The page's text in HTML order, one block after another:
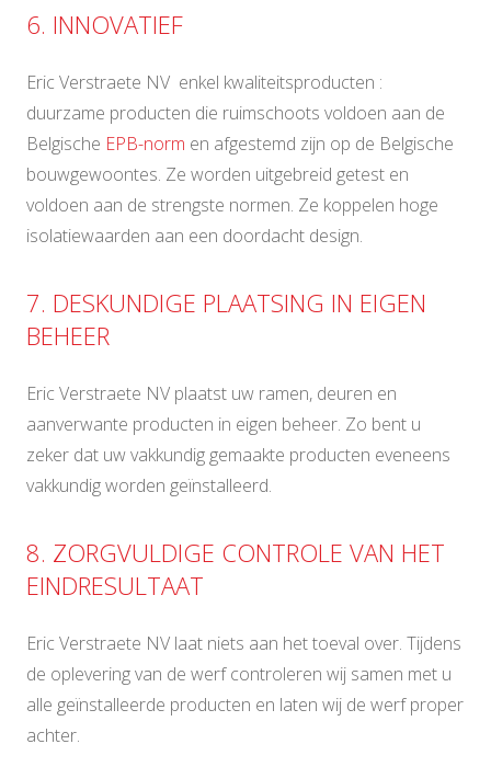
6. INNOVATIEF
Eric Verstraete NV enkel kwaliteitsproducten :
duurzame producten die ruimschoots voldoen aan de
Belgische EPB-norm en afgestemd zijn op de Belgische
bouwgewoontes. Ze worden uitgebreid getest en
voldoen aan de strengste normen. Ze koppelen hoge
isolatiewaarden aan een doordacht design.
7. DESKUNDIGE PLAATSING IN EIGEN
BEHEER
Eric Verstraete NV plaatst uw ramen, deuren en
aanverwante producten in eigen beheer. Zo bent u
zeker dat uw vakkundig gemaakte producten eveneens
vakkundig worden geïnstalleerd.
8. ZORGVULDIGE CONTROLE VAN HET
EINDRESULTAAT
Eric Verstraete NV laat niets aan het toeval over. Tijdens
de oplevering van de werf controleren wij samen met u
alle geïnstalleerde producten en laten wij de werf proper
achter.